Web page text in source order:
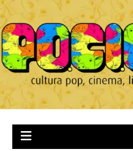
Ir
para
o
conteúdo